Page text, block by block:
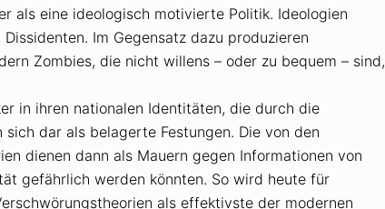
als eine ideologisch motivierte Politik. Ideologien
Im Gegensatz dazu produzieren
Zombies, die nicht willens – oder zu bequem – sind,
in ihren nationalen Identitäten, die durch die
dar als belagerte Festungen. Die von den
dienen dann als Mauern gegen Informationen von
gefährlich werden könnten. So wird heute für
als effektivste der modernen